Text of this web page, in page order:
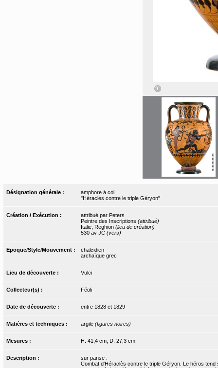
Désignation générale :
amphore à col
"Héraclès contre le triple Géryon"
Création / Exécution :
attribué par Peters
Peintre des Inscriptions (attribué)
Italie, Reghion (lieu de création)
530 av JC (vers)
Epoque/Style/Mouvement :
chalcidien
archaïque grec
Lieu de découverte : Vulci
Collecteur(s) : Féoli
Date de découverte : entre 1828 et 1829
Matières et techniques : argile (figures noires)
Mesures : H. 41,4 cm, D. 27,3 cm
Description :
sur panse :
Combat d'Héraclès contre le triple Géryon. Le héros